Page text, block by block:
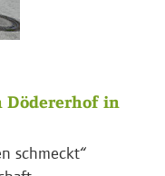
Dödererhof in
schmeckt“